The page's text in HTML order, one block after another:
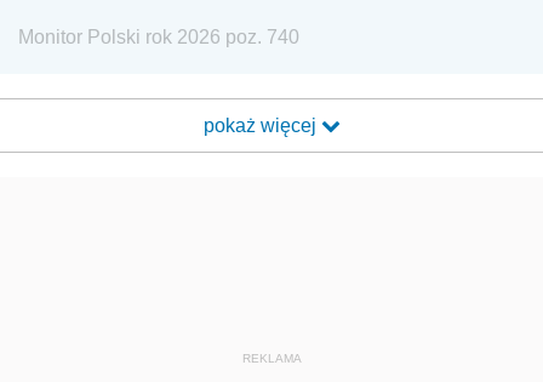
Monitor Polski rok 2026 poz. 740
pokaż więcej
REKLAMA